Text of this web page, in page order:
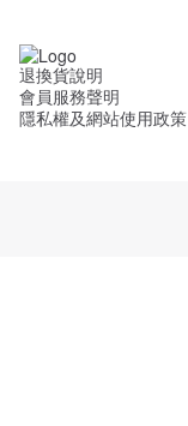
退換貨說明
會員服務聲明
隱私權及網站使用政策